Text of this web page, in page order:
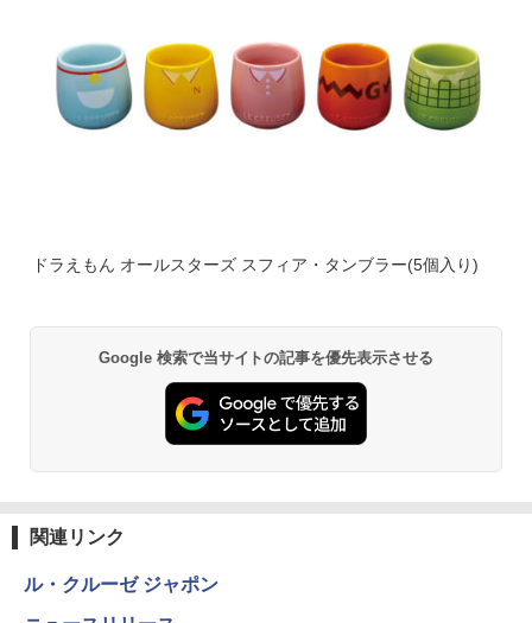
ドラえもん オールスターズ スフィア・タンブラー(5個入り)
Google 検索で当サイトの記事を優先表示させる
関連リンク
ル・クルーゼ ジャポン